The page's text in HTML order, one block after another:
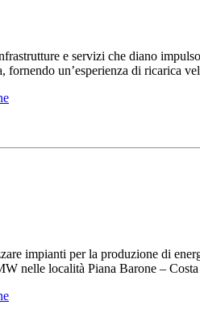
e servizi che diano
un’esperienza di ricarica
impianti per la produzione di
nelle località Piana Barone –